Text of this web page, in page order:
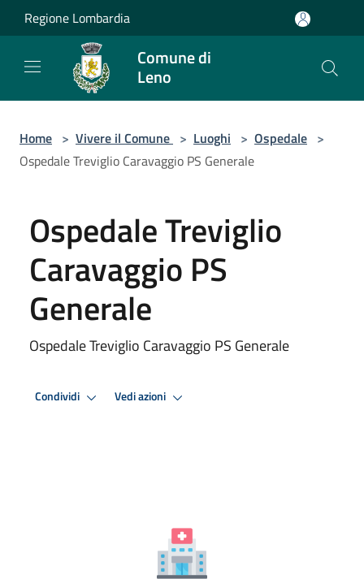
Salta al contenuto principale
Regione Lombardia
Comune di
Leno
Home > Vivere il Comune > Luoghi > Ospedale >
Ospedale Treviglio Caravaggio PS Generale
Ospedale Treviglio
Caravaggio PS
Generale
Ospedale Treviglio Caravaggio PS Generale
Condividi Vedi azioni